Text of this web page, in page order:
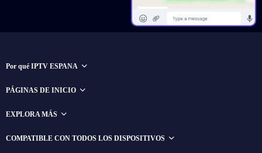
Por qué IPTV ESPANA
PÁGINAS DE INICIO
EXPLORA MÁS
COMPATIBLE CON TODOS LOS DISPOSITIVOS